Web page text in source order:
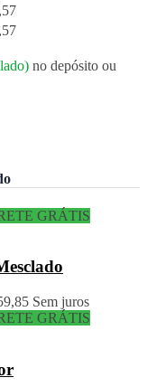
no depósito ou
GRÁTIS
Sem juros
GRÁTIS